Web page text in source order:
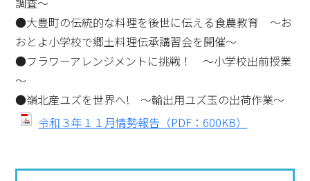
●大豊町の伝統的な料理を後世に伝える食農教育 ～お
おとよ小学校で郷土料理伝承講習会を開催～
●フラワーアレンジメントに挑戦！ ～小学校出前授業
～
●嶺北産ユズを世界へ! ～輸出用ユズ玉の出荷作業～
令和３年１１月情勢報告（PDF：600KB）